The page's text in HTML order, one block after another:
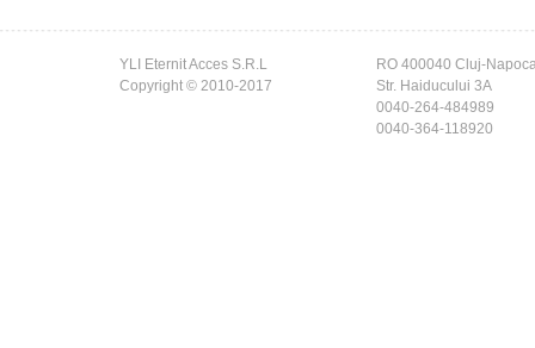
YLI Eternit Acces S.R.L
Copyright © 2010-2017
RO 400040 Cluj-
Str. Haiducului 3A
0040-264-484989
0040-364-118920